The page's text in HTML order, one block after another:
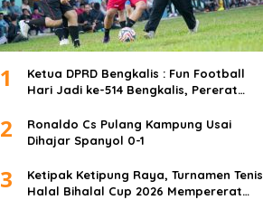
1
Ketua DPRD Bengkalis : Fun Football
Hari Jadi ke-514 Bengkalis, Pererat
2
Ronaldo Cs Pulang Kampung Usai
Dihajar Spanyol 0-1
3
Ketipak Ketipung Raya, Turnamen Tenis
Halal Bihalal Cup 2026 Mempererat